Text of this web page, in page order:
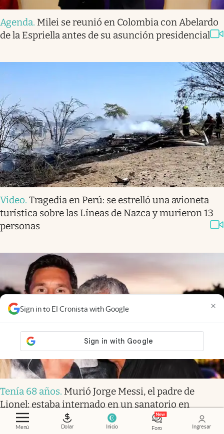
Menú Dolar Inicio Foro Ingresar
Sign in to El Cronista with Google ×
Agenda. Milei se reunió en Colombia con Abelardo
de la Espriella antes de su asunción presidencial
Video. Tragedia en Perú: se estrelló una avioneta
turística sobre las Líneas de Nazca y murieron 13
personas
Tenía 68 años. Murió Jorge Messi, el padre de
Lionel: estaba internado en un sanatorio en
Rosario